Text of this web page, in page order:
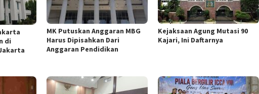
di
MK Putuskan Anggaran MBG
Harus Dipisahkan Dari
Anggaran Pendidikan
Kejaksaan Agung Mutasi 90
Kajari, Ini Daftarnya